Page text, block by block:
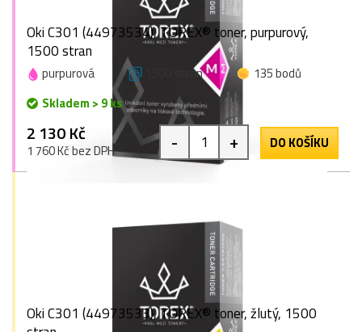
Oki C301 (44973534), TOREX® toner, purpurový,
1500 stran
purpurová 1500 stran
135 bodů
Skladem > 9 ks
2 130 Kč
1 760 Kč bez DPH - + DO KOŠÍKU
Oki C301 (44973533), TOREX® toner, žlutý, 1500